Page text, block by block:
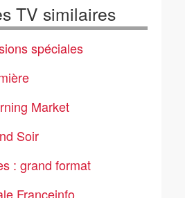
TV similaires
spéciales
Market
Soir
: grand format
Franceinfo